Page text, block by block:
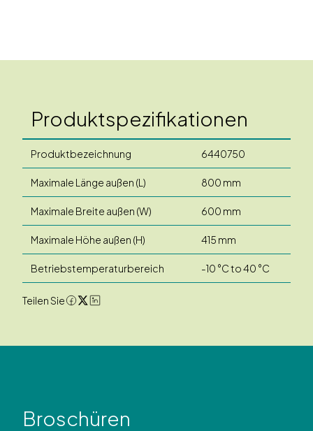
Produktspezifikationen
Produktbezeichnung 6440750
Maximale Länge außen (L) 800 mm
Maximale Breite außen (W) 600 mm
Maximale Höhe außen (H) 415 mm
Betriebstemperaturbereich -10 °C to 40 °C
Teilen Sie
Broschüren